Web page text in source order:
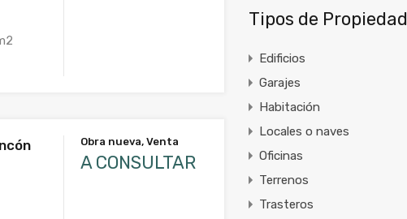
Obra nueva, Venta
A CONSULTAR
Tipos de Propiedad
Edificios
Garajes
Habitación
Locales o naves
Oficinas
Terrenos
Trasteros